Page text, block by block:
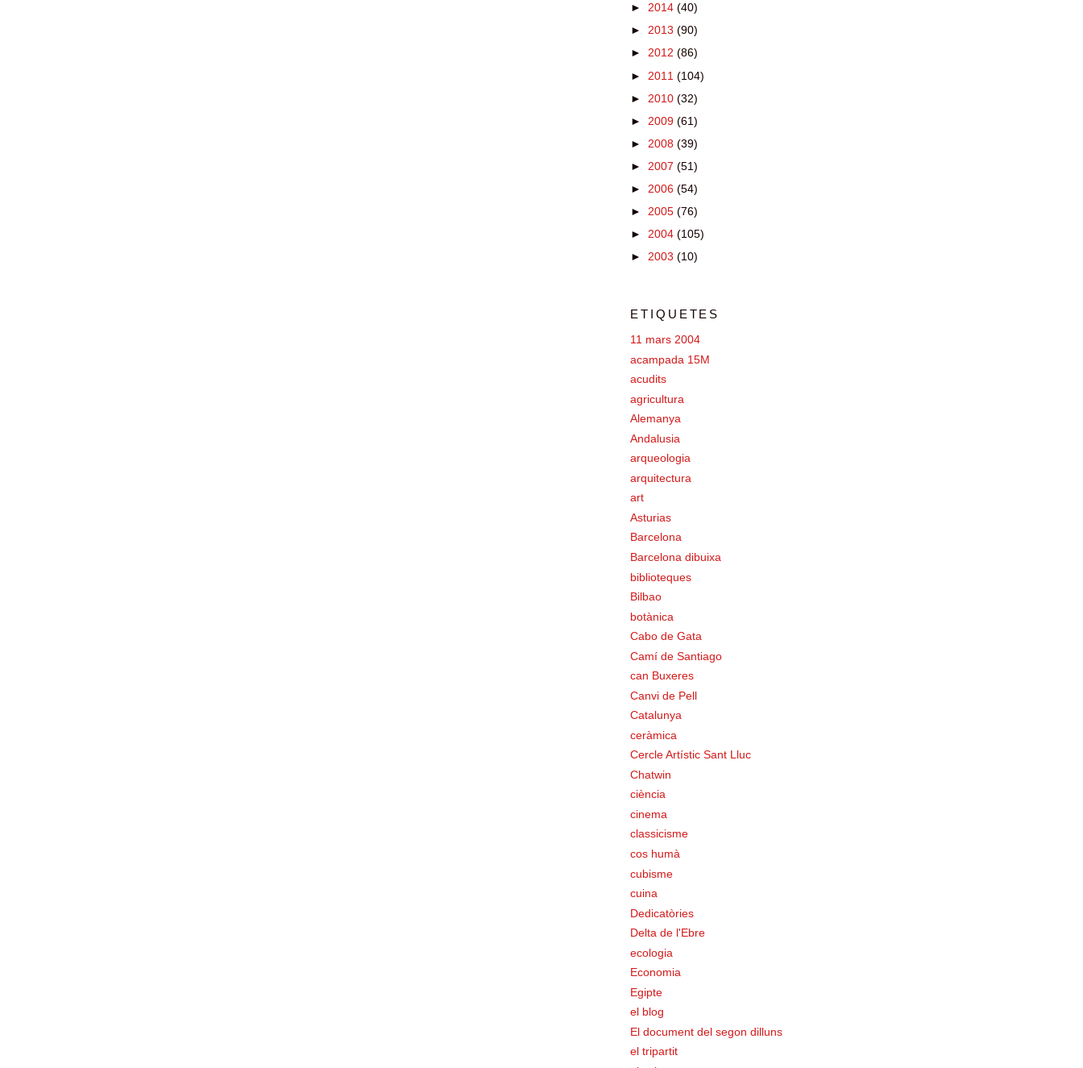
► 2014 (40)
► 2013 (90)
► 2012 (86)
► 2011 (104)
► 2010 (32)
► 2009 (61)
► 2008 (39)
► 2007 (51)
► 2006 (54)
► 2005 (76)
► 2004 (105)
► 2003 (10)
ETIQUETES
11 mars 2004
acampada 15M
acudits
agricultura
Alemanya
Andalusia
arqueologia
arquitectura
art
Asturias
Barcelona
Barcelona dibuixa
biblioteques
Bilbao
botànica
Cabo de Gata
Camí de Santiago
can Buxeres
Canvi de Pell
Catalunya
ceràmica
Cercle Artístic Sant Lluc
Chatwin
ciència
cinema
classicisme
cos humà
cubisme
cuina
Dedicatòries
Delta de l'Ebre
ecologia
Economia
Egipte
el blog
El document del segon dilluns
el tripartit